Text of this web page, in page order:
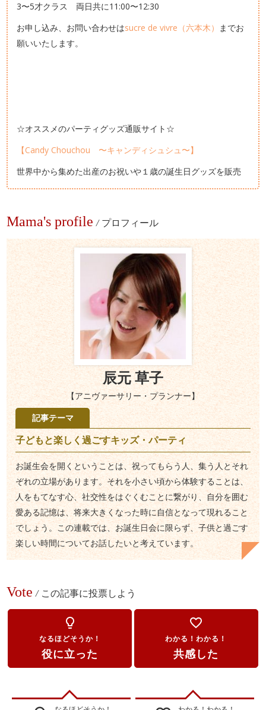
3〜5才クラス 両日共に11:00〜12:30
お申し込み、お問い合わせはsucre de vivre（六本木） までお
願いいたします。
☆オススメのパーティグッズ通販サイト☆
【Candy Chouchou 〜キャンディシュシュ〜】
世界中から集めた出産のお祝いや１歳の誕生日グッズを販売
Mama's profile / プロフィール
辰元 草子
【アニヴァーサリー・プランナー】
記事テーマ
子どもと楽しく過ごすキッズ・パーティ
お誕生会を開くということは、祝ってもらう人、集う人とそれ
ぞれの立場があります。それを小さい頃から体験することは、
人をもてなす心、社交性をはぐくむことに繋がり、自分を囲む
愛ある記憶は、将来大きくなった時に自信となって現れること
でしょう。この連載では、お誕生日会に限らず、子供と過ごす
楽しい時間についてお話したいと考えています。
Vote / この記事に投票しよう
lightbulb_outline
なるほどそうか！
役に立った
favorite_border
わかる！わかる！
共感した